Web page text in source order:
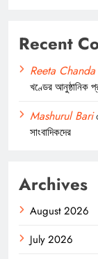
Recent
Reeta Chanda
খণ্ডের আনুষ্ঠানিক
Mashurul Bari
সাংবাদিকদের
Archives
August 2026
July 2026